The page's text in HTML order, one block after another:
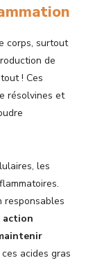
corps, surtout
de
! Ces
résolvines et
les
responsables
action
acides gras